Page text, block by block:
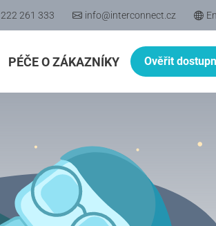
222 261 333 info@interconnect.cz
PÉČE O ZÁKAZNÍKY Ověřit